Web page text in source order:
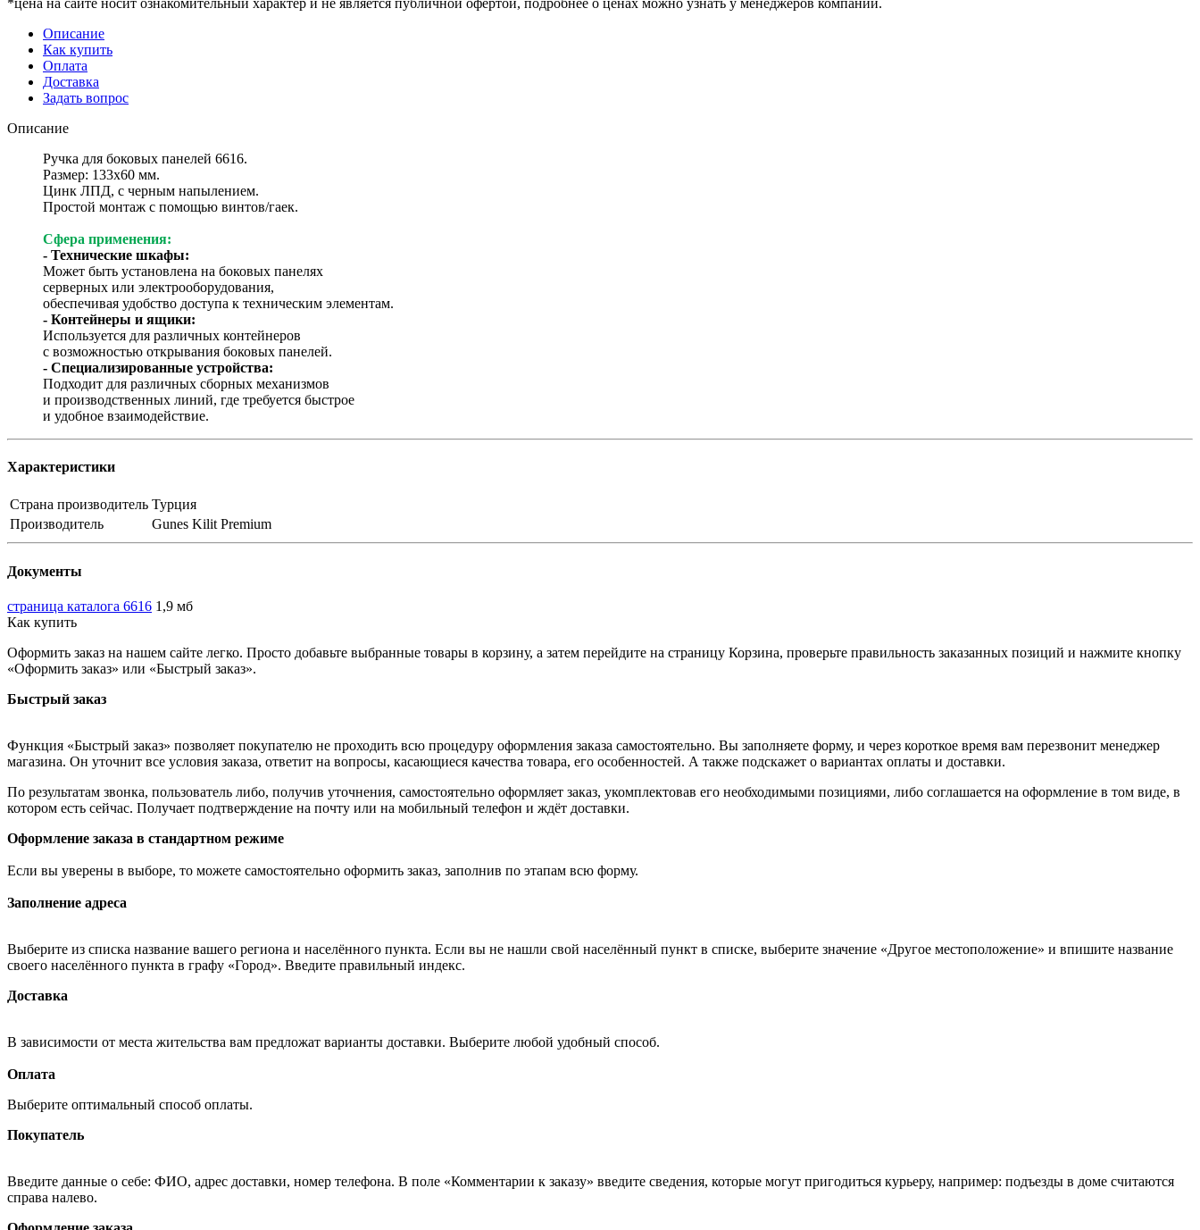
Описание
Как купить
Оплата
Доставка
Задать вопрос
Описание
Ручка для боковых панелей 6616.
Размер: 133х60 мм.
Цинк ЛПД, с черным напылением.
Простой монтаж с помощью винтов/гаек.
Сфера применения:
- Технические шкафы:
Может быть установлена на боковых панелях
серверных или электрооборудования,
обеспечивая удобство доступа к техническим элементам.
- Контейнеры и ящики:
Используется для различных контейнеров
с возможностью открывания боковых панелей.
- Специализированные устройства:
Подходит для различных сборных механизмов
и производственных линий, где требуется быстрое
и удобное взаимодействие.
Характеристики
Страна производитель Турция
Производитель
Gunes Kilit Premium
Документы
страница каталога 6616 1,9 мб
Как купить
Оформить заказ на нашем сайте легко. Просто добавьте выбранные товары в корзину, а затем перейдите на страницу Корзина, проверьте правильность заказанных позиций и нажмите кнопку
«Оформить заказ» или «Быстрый заказ».
Быстрый заказ
Функция «Быстрый заказ» позволяет покупателю не проходить всю процедуру оформления заказа самостоятельно. Вы заполняете форму, и через короткое время вам перезвонит менеджер
магазина. Он уточнит все условия заказа, ответит на вопросы, касающиеся качества товара, его особенностей. А также подскажет о вариантах оплаты и доставки.
По результатам звонка, пользователь либо, получив уточнения, самостоятельно оформляет заказ, укомплектовав его необходимыми позициями, либо соглашается на оформление в том виде, в
котором есть сейчас. Получает подтверждение на почту или на мобильный телефон и ждёт доставки.
Оформление заказа в стандартном режиме
Если вы уверены в выборе, то можете самостоятельно оформить заказ, заполнив по этапам всю форму.
Заполнение адреса
Выберите из списка название вашего региона и населённого пункта. Если вы не нашли свой населённый пункт в списке, выберите значение «Другое местоположение» и впишите название
своего населённого пункта в графу «Город». Введите правильный индекс.
Доставка
В зависимости от места жительства вам предложат варианты доставки. Выберите любой удобный способ.
Оплата
Выберите оптимальный способ оплаты.
Покупатель
Введите данные о себе: ФИО, адрес доставки, номер телефона. В поле «Комментарии к заказу» введите сведения, которые могут пригодиться курьеру, например: подъезды в доме считаются
справа налево.